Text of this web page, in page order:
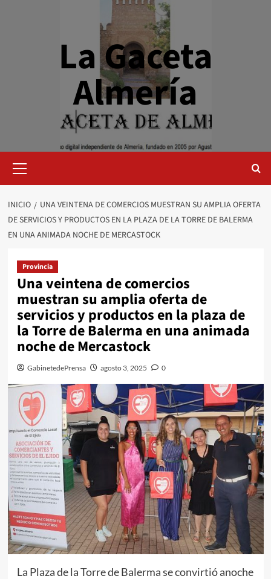
La Gaceta
Almería
primario
INICIO
UNA VEINTENA DE COMERCIOS MUESTRAN SU AMPLIA OFERTA
DE SERVICIOS Y PRODUCTOS EN LA PLAZA DE LA TORRE DE BALERMA
EN UNA ANIMADA NOCHE DE MERCASTOCK
Provincia
Una veintena de comercios
muestran su amplia oferta de
servicios y productos en la plaza de
la Torre de Balerma en una animada
noche de Mercastock
GabinetedePrensa agosto 3, 2025 0
La Plaza de la Torre de Balerma se convirtió anoche